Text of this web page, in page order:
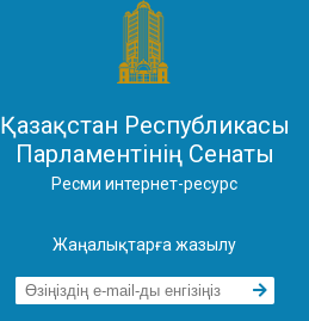
Қазақстан Республикасы
Парламентінің Сенаты
Ресми интернет-ресурс
Жаңалықтарға жазылу